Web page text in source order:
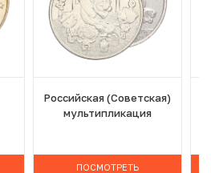
Российская (Советская)
мультипликация
ПОСМОТРЕТЬ